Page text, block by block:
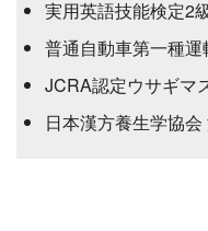
実用英語技能検定2
普通自動車第一種運
JCRA認定ウサギマ
日本漢方養生学協